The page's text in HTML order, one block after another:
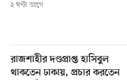
২ ঘণ্টা আগে
রাজশাহীর দণ্ডপ্রাপ্ত হাসিবুল
থাকতেন ঢাকায়, প্রচার করতেন